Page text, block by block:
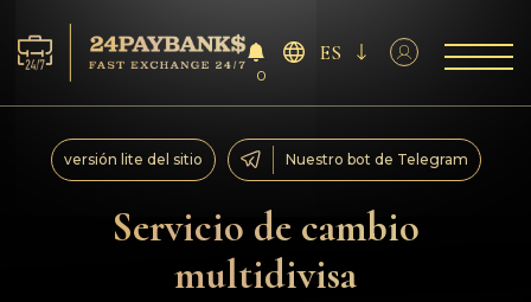
Servicios
Reservas
Para los socios
0
ES
Servicio de cambio
multidivisa
versión lite del sitio Nuestro bot de Telegram